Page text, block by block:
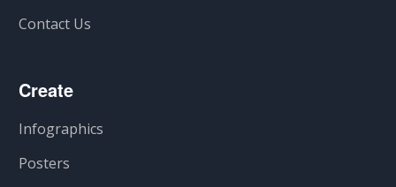
Contact Us
Create
Infographics
Posters